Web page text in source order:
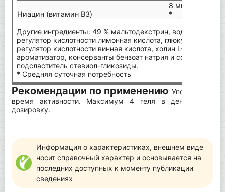
Ниацин (витамин B3)
8 мг = 50 %
*
Другие ингредиенты: 49 % мальтодекстрин, вода, 15 %
регулятор кислотности лимонная кислота,
регулятор кислотности винная кислота, холин L-
ароматизатор, консерванты бензоат натрия и сорбиновая
подсластитель стевиол-гликозиды.
* Средняя суточная потребность
Рекомендации по применению Употреблять в
время активности. Максимум 4 геля в день. Не
дозировку.
Информация о характеристиках, внешнем виде
носит справочный характер и основывается на
последних доступных к моменту публикации
сведениях